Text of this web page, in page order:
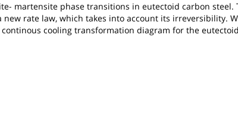
martensite phase transitions in eutectoid carbon
rate law, which takes into account its irreversibility.
cooling transformation diagram for the